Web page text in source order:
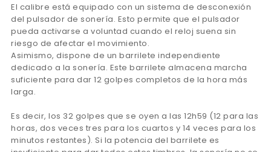
El calibre está equipado con un sistema de desconexión
del pulsador de sonería. Esto permite que el pulsador
pueda activarse a voluntad cuando el reloj suena sin
riesgo de afectar el movimiento.
Asimismo, dispone de un barrilete independiente
dedicado a la sonería. Este barrilete almacena marcha
suficiente para dar 12 golpes completos de la hora más
larga.
Es decir, los 32 golpes que se oyen a las 12h59 (12 para las
horas, dos veces tres para los cuartos y 14 veces para los
minutos restantes). Si la potencia del barrilete es